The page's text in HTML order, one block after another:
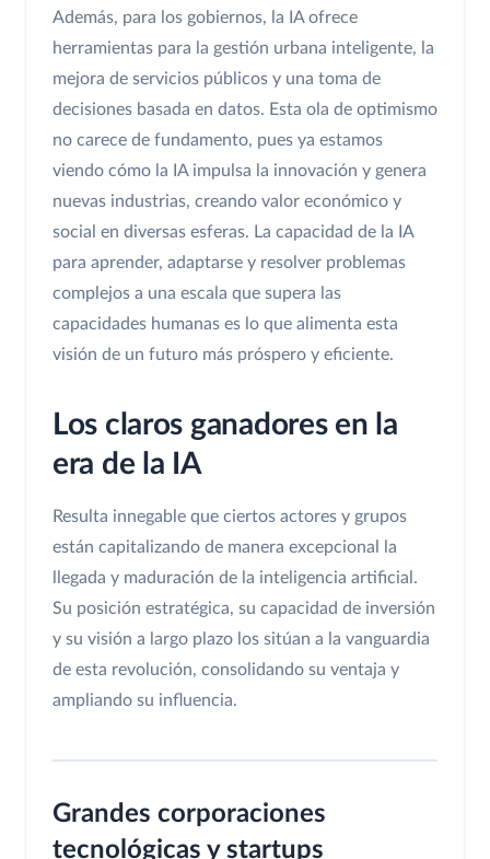
Además, para los gobiernos, la IA ofrece
herramientas para la gestión urbana inteligente, la
mejora de servicios públicos y una toma de
decisiones basada en datos. Esta ola de optimismo
no carece de fundamento, pues ya estamos
viendo cómo la IA impulsa la innovación y genera
nuevas industrias, creando valor económico y
social en diversas esferas. La capacidad de la IA
para aprender, adaptarse y resolver problemas
complejos a una escala que supera las
capacidades humanas es lo que alimenta esta
visión de un futuro más próspero y eficiente.
Los claros ganadores en la
era de la IA
Resulta innegable que ciertos actores y grupos
están capitalizando de manera excepcional la
llegada y maduración de la inteligencia artificial.
Su posición estratégica, su capacidad de inversión
y su visión a largo plazo los sitúan a la vanguardia
de esta revolución, consolidando su ventaja y
ampliando su influencia.
Grandes corporaciones
tecnológicas y startups